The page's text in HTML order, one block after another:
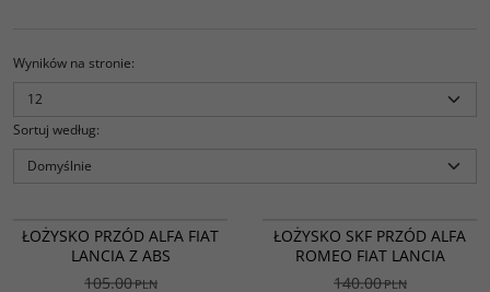
Wyników na stronie:
Sortuj według:
PROMOCJA
ŁOŻYSKO PRZÓD ALFA FIAT
LANCIA Z ABS
105.00PLN
BESTSELLER PROMOCJA
ŁOŻYSKO SKF PRZÓD ALFA
ROMEO FIAT LANCIA
140.00PLN